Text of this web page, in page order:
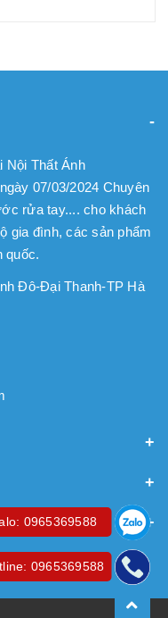
Nội Thất Ánh
07/03/2024 Chuyên
rửa tay.... cho khách
gia đình, các sản phẩm
quốc.
Đô-Đại Thanh-TP Hà
0965369588
0965369588